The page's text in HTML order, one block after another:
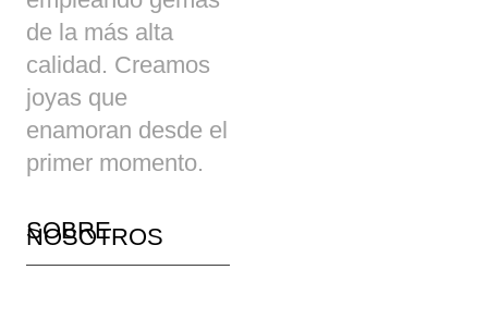
de la más alta
calidad. Creamos
joyas que
enamoran desde el
primer momento.
SOBRE
NOSOTROS